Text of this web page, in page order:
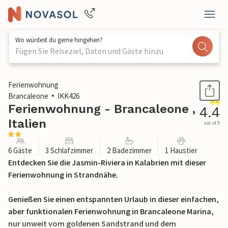
Wo würdest du gerne hingehen?
Fügen Sie Reiseziel, Daten und Gäste hinzu
1 / 15
Ferienwohnung
Brancaleone
IKK426
Ferienwohnung - Brancaleone ,
Italien
4.4
out of 5
6 Gäste 3 Schlafzimmer 2 Badezimmer 1 Haustier
Entdecken Sie die Jasmin-Riviera in Kalabrien mit dieser
Ferienwohnung in Strandnähe.
Genießen Sie einen entspannten Urlaub in dieser einfachen,
aber funktionalen Ferienwohnung in Brancaleone Marina,
nur unweit vom goldenen Sandstrand und dem